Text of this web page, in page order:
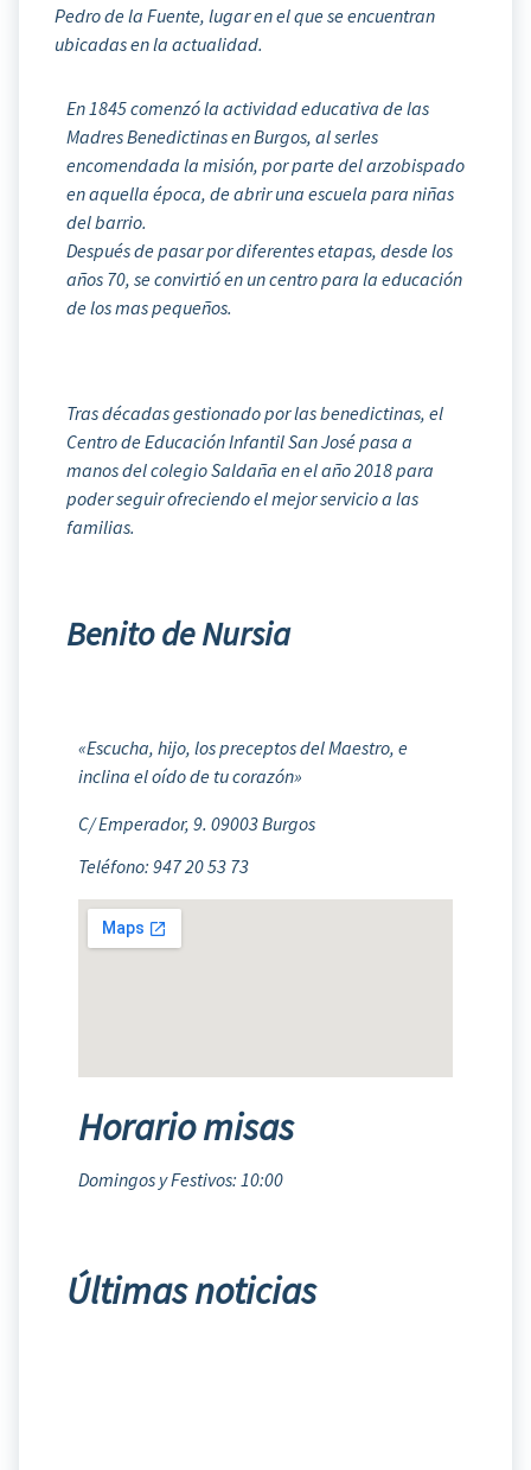
Pedro de la Fuente, lugar en el que se encuentran
ubicadas en la actualidad.
En 1845 comenzó la actividad educativa de las
Madres Benedictinas en Burgos, al serles
encomendada la misión, por parte del arzobispado
en aquella época, de abrir una escuela para niñas
del barrio.
Después de pasar por diferentes etapas, desde los
años 70, se convirtió en un centro para la educación
de los mas pequeños.
Tras décadas gestionado por las benedictinas, el
Centro de Educación Infantil San José pasa a
manos del colegio Saldaña en el año 2018 para
poder seguir ofreciendo el mejor servicio a las
familias.
Benito de Nursia
«Escucha, hijo, los preceptos del Maestro, e
inclina el oído de tu corazón»
C/ Emperador, 9. 09003 Burgos
Teléfono: 947 20 53 73
Horario misas
Domingos y Festivos: 10:00
Últimas noticias